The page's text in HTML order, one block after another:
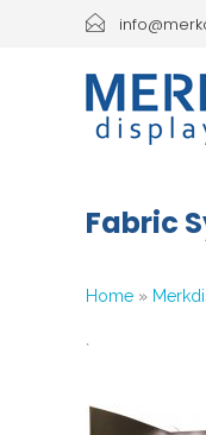
Fabric
Home »
`